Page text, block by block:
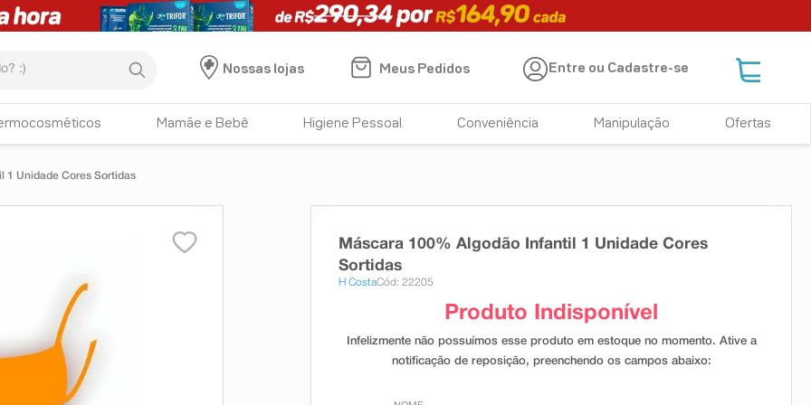
Nossas lojas
Meus Pedidos Entre ou Cadastre-se
Mamãe e Bebê Higiene Pessoal Conveniência Manipulação Ofertas
1 Unidade Cores Sortidas
Máscara 100% Algodão Infantil 1 Unidade Cores
Sortidas
H CostaCód: 22205